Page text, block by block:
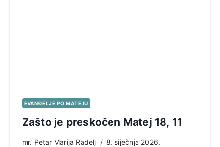
EVANĐELJE PO MATEJU
Zašto je preskočen Matej 18, 11
mr. Petar Marija Radelj 8. siječnja 2026.